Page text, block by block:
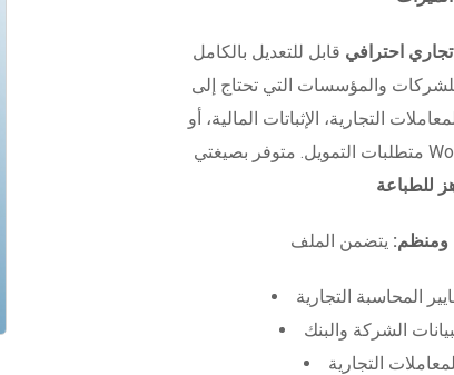
احترافي قابل للتعديل بالكامل
والمؤسسات التي تحتاج إلى
التجارية، الإثباتات المالية، أو
للطباعة
ومنظم:
المحاسبة التجارية
الشركة والبنك
التجارية